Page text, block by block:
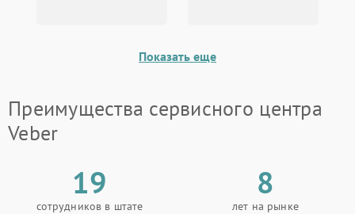
Обслуживание осуществляется на
методик, что обеспечивает долгую и безопасную
эксплуатацию техники.
Показать еще
Преимущества сервисного центра
Veber
19
сотрудников в штате
8
лет на рынке